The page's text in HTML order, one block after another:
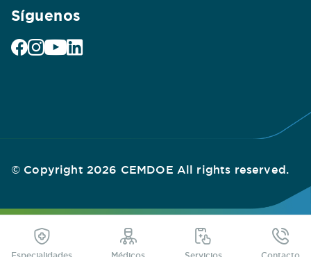
Síguenos
© Copyright 2026 CEMDOE All rights reserved.